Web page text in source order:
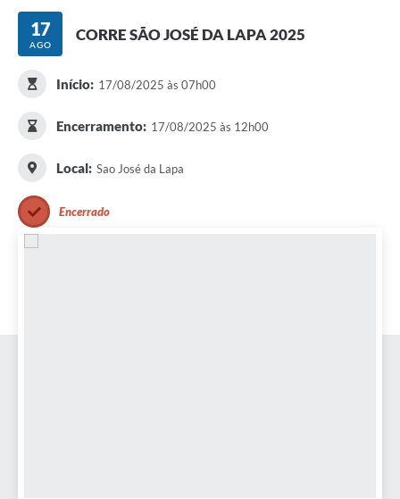
17
AGO
CORRE SÃO JOSÉ DA LAPA 2025
Início: 17/08/2025 às 07h00
Encerramento: 17/08/2025 às 12h00
Local: Sao José da Lapa
Encerrado